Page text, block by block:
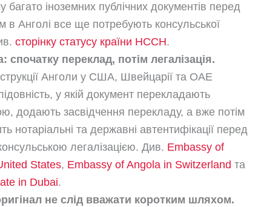
багато іноземних публічних документів перед
в Анголі все ще потребують консульської
сторінку статусу країни HCCH.
спочатку переклад, потім легалізація.
Анголи у США, Швейцарії та ОАЕ
у якій документ перекладають
додають засвідчення перекладу, а вже потім
нотаріальні та державні автентифікації перед
легалізацією. Див. Embassy of
States, Embassy of Angola in Switzerland та
in Dubai.
не слід вважати коротким шляхом.